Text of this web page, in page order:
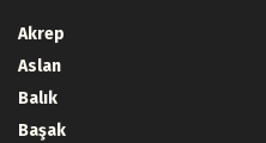
Akrep
Aslan
Balık
Başak